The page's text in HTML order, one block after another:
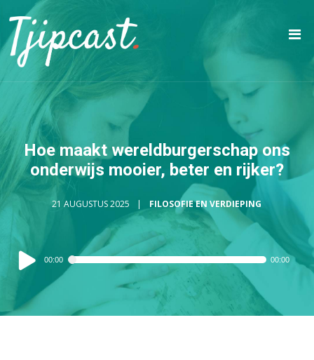
Hoe maakt wereldburgerschap ons
onderwijs mooier, beter en rijker?
21 AUGUSTUS 2025 FILOSOFIE EN VERDIEPING
Audiospeler
00:00 00:00